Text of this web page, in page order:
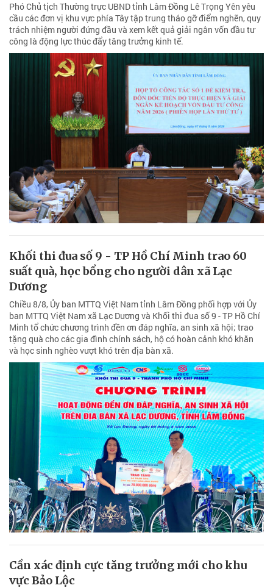
Phó Chủ tịch Thường trực UBND tỉnh Lâm Đồng Lê Trọng Yên yêu
cầu các đơn vị khu vực phía Tây tập trung tháo gỡ điểm nghẽn, quy
trách nhiệm người đứng đầu và xem kết quả giải ngân vốn đầu tư
công là động lực thúc đẩy tăng trưởng kinh tế.
Khối thi đua số 9 - TP Hồ Chí Minh trao 60
suất quà, học bổng cho người dân xã Lạc
Dương
Chiều 8/8, Ủy ban MTTQ Việt Nam tỉnh Lâm Đồng phối hợp với Ủy
ban MTTQ Việt Nam xã Lạc Dương và Khối thi đua số 9 - TP Hồ Chí
Minh tổ chức chương trình đền ơn đáp nghĩa, an sinh xã hội; trao
tặng quà cho các gia đình chính sách, hộ có hoàn cảnh khó khăn
và học sinh nghèo vượt khó trên địa bàn xã.
Cần xác định cực tăng trưởng mới cho khu
vực Bảo Lộc